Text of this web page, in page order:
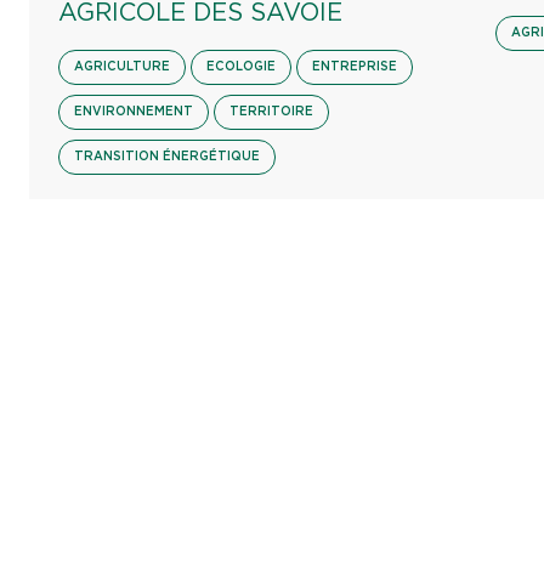
AGRICOLE DES SAVOIE
AGRICULTURE ECOLOGIE ENTREPRISE
ENVIRONNEMENT TERRITOIRE
TRANSITION ÉNERGÉTIQUE